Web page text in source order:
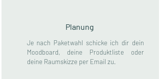
Planung
Je nach Paketwahl schicke ich dir dein
Moodboard, deine Produktliste oder
deine Raumskizze per Email zu.